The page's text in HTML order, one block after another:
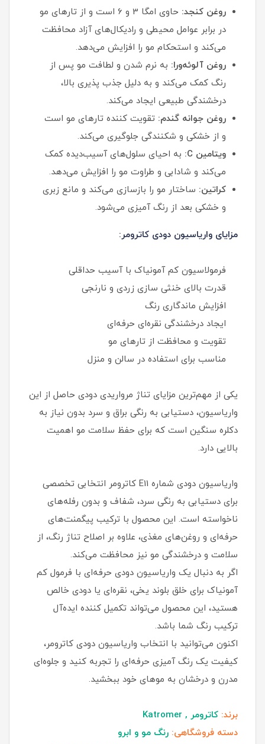
روغن کنجد:
حاوی امگا 3 و 6 است و از تارهای مو
در برابر عوامل محیطی و رادیکال‌های آزاد محافظت
می‌کند و استحکام مو را افزایش می‌دهد.
روغن آلوئه‌ورا: به نرم شدن و لطافت مو پس از
رنگ کمک می‌کند و به دلیل جذب‌ پذیری بالا،
درخشندگی طبیعی ایجاد می‌کند.
روغن جوانه گندم: تقویت‌ کننده تارهای مو است
و از خشکی و شکنندگی جلوگیری می‌کند.
ویتامین C:
به احیای سلول‌های آسیب‌دیده کمک
می‌کند و شادابی و طراوت مو را افزایش می‌دهد.
کراتین: ساختار مو را بازسازی می‌کند و مانع زبری
و خشکی بعد از رنگ‌ آمیزی می‌شود.
مزایای واریاسیون دودی کاترومر:
فرمولاسیون کم آمونیاک با آسیب حداقلی
قدرت بالای خنثی سازی زردی و نارنجی
افزایش ماندگاری رنگ
ایجاد درخشندگی نقره‌ای حرفه‌ای
تقویت و محافظت از تارهای مو
مناسب برای استفاده در سالن و منزل
یکی از مهم‌ترین مزایای تناژ مرواریدی دودی حاصل از این
واریاسیون، دستیابی به رنگی براق و سرد بدون نیاز به
دکلره سنگین است که برای حفظ سلامت مو اهمیت
بالایی دارد.
واریاسیون دودی شماره E11 کاترومر انتخابی تخصصی
برای دستیابی به رنگی سرد، شفاف و بدون رفله‌های
ناخواسته است. این محصول با ترکیب پیگمنت‌های
حرفه‌ای و روغن‌های مغذی، علاوه بر اصلاح تناژ رنگ، از
سلامت و درخشندگی مو نیز محافظت می‌کند.
اگر به دنبال یک واریاسیون دودی حرفه‌ای با فرمول کم
آمونیاک برای خلق بلوند یخی، نقره‌ای یا دودی خالص
هستید، این محصول می‌تواند تکمیل کننده ایده‌آل
ترکیب رنگ شما باشد.
اکنون می‌توانید با انتخاب واریاسیون دودی کاترومر،
کیفیت یک رنگ آمیزی حرفه‌ای را تجربه کنید و جلوه‌ای
مدرن و درخشان به موهای خود ببخشید.
برند: کاترومر , Katromer
دسته فروشگاهی: رنگ مو و ابرو